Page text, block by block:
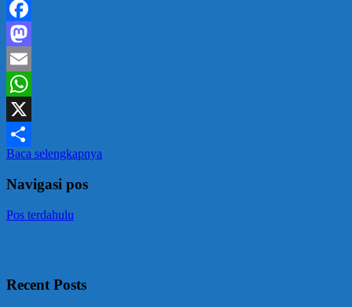
Facebook
Mastodon
Email
WhatsApp
X
Share
Baca selengkapnya
Navigasi pos
Pos terdahulu
Recent Posts